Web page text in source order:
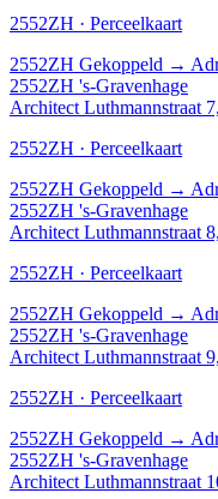
2552ZH · Perceelkaart
2552ZH Gekoppeld →
2552ZH 's-Gravenhage
Architect Luthmannstraat
2552ZH · Perceelkaart
2552ZH Gekoppeld →
2552ZH 's-Gravenhage
Architect Luthmannstraat
2552ZH · Perceelkaart
2552ZH Gekoppeld →
2552ZH 's-Gravenhage
Architect Luthmannstraat
2552ZH · Perceelkaart
2552ZH Gekoppeld →
2552ZH 's-Gravenhage
Architect Luthmannstraat